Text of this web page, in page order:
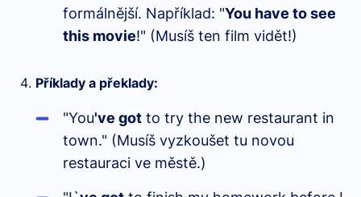
formálnější. Například: "You have to see
this movie!" (Musíš ten film vidět!)
Příklady a překlady:
"You've got to try the new restaurant in
town." (Musíš vyzkoušet tu novou
restauraci ve městě.)